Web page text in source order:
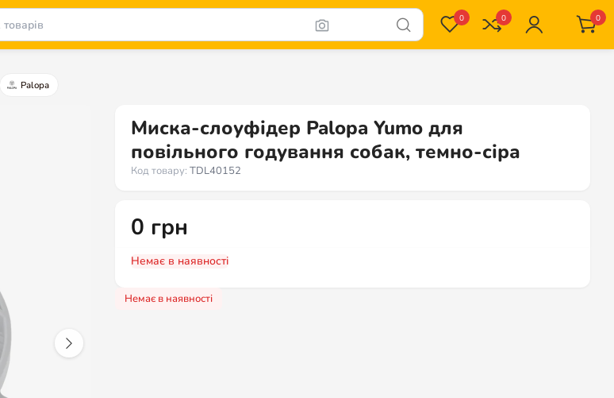
0 0 0
Palopa
Миска-слоуфідер Palopa Yumo для
повільного годування собак, темно-сіра
Код товару: TDL40152
0 грн
Немає в наявності
Немає в наявності